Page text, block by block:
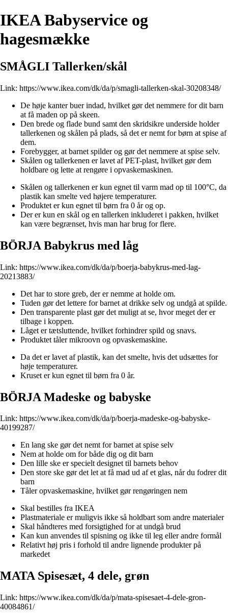
IKEA Babyservice og
hagesmække
SMÅGLI Tallerken/skål
Link: https://www.ikea.com/dk/da/p/smagli-tallerken-skal-30208348/
De høje kanter buer indad, hvilket gør det nemmere for dit barn
at få maden op på skeen.
Den brede og flade bund samt den skridsikre underside holder
tallerkenen og skålen på plads, så det er nemt for børn at spise af
dem.
Forebygger, at barnet spilder og gør det nemmere at spise selv.
Skålen og tallerkenen er lavet af PET-plast, hvilket gør dem
holdbare og lette at rengøre i opvaskemaskinen.
Skålen og tallerkenen er kun egnet til varm mad op til 100°C, da
plastik kan smelte ved højere temperaturer.
Produktet er kun egnet til børn fra 0 år og op.
Der er kun en skål og en tallerken inkluderet i pakken, hvilket
kan være begrænset, hvis man har brug for flere.
BÖRJA Babykrus med låg
Link: https://www.ikea.com/dk/da/p/boerja-babykrus-med-lag-
20213883/
Det har to store greb, der er nemme at holde om.
Tuden gør det lettere for barnet at drikke selv og undgå at spilde.
Den transparente plast gør det muligt at se, hvor meget der er
tilbage i koppen.
Låget er tætsluttende, hvilket forhindrer spild og snavs.
Produktet tåler mikroovn og opvaskemaskine.
Da det er lavet af plastik, kan det smelte, hvis det udsættes for
høje temperaturer.
Kruset er kun egnet til børn fra 0 år.
BÖRJA Madeske og babyske
Link: https://www.ikea.com/dk/da/p/boerja-madeske-og-babyske-
40199287/
En lang ske gør det nemt for barnet at spise selv
Nem at holde om for både dig og dit barn
Den lille ske er specielt designet til barnets behov
Den store ske gør det let at få mad ud af et glas, når du fodrer dit
barn
Tåler opvaskemaskine, hvilket gør rengøringen nem
Skal bestilles fra IKEA
Plastmateriale er muligvis ikke så holdbart som andre materialer
Skal håndteres med forsigtighed for at undgå brud
Kan kun anvendes til spisning og ikke til leg eller andre formål
Relativt høj pris i forhold til andre lignende produkter på
markedet
MATA Spisesæt, 4 dele, grøn
Link: https://www.ikea.com/dk/da/p/mata-spisesaet-4-dele-gron-
40084861/